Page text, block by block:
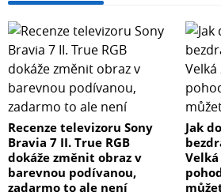
Recenze televizoru Sony
Bravia 7 II. True RGB
dokáže změnit obraz v
barevnou podívanou,
zadarmo to ale není
Jak